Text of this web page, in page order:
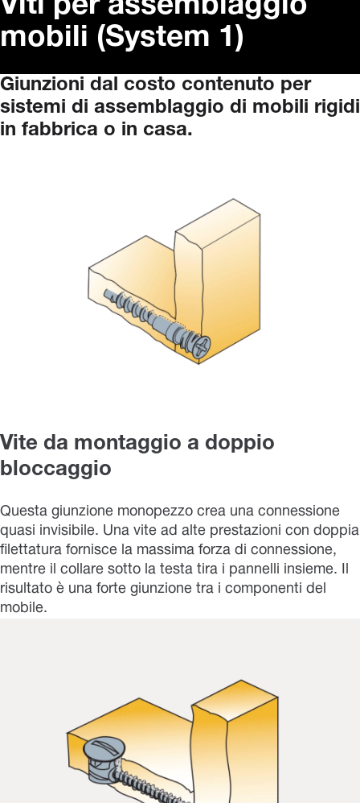
Viti per assemblaggio
mobili (System 1)
Giunzioni dal costo contenuto per
sistemi di assemblaggio di mobili rigidi
in fabbrica o in casa.
Vite da montaggio a doppio
bloccaggio
Questa giunzione monopezzo crea una connessione
quasi invisibile. Una vite ad alte prestazioni con doppia
filettatura fornisce la massima forza di connessione,
mentre il collare sotto la testa tira i pannelli insieme. Il
risultato è una forte giunzione tra i componenti del
mobile.